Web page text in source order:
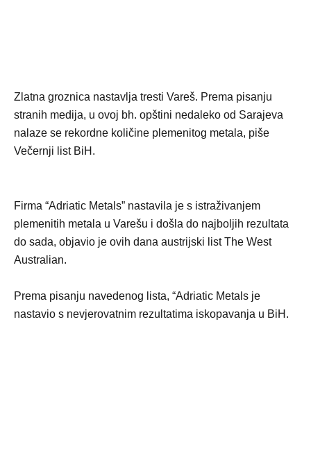
Zlatna groznica nastavlja tresti Vareš. Prema pisanju
stranih medija, u ovoj bh. opštini nedaleko od Sarajeva
nalaze se rekordne količine plemenitog metala, piše
Večernji list BiH.
Firma “Adriatic Metals” nastavila je s istraživanjem
plemenitih metala u Varešu i došla do najboljih rezultata
do sada, objavio je ovih dana austrijski list The West
Australian.
Prema pisanju navedenog lista, “Adriatic Metals je
nastavio s nevjerovatnim rezultatima iskopavanja u BiH.